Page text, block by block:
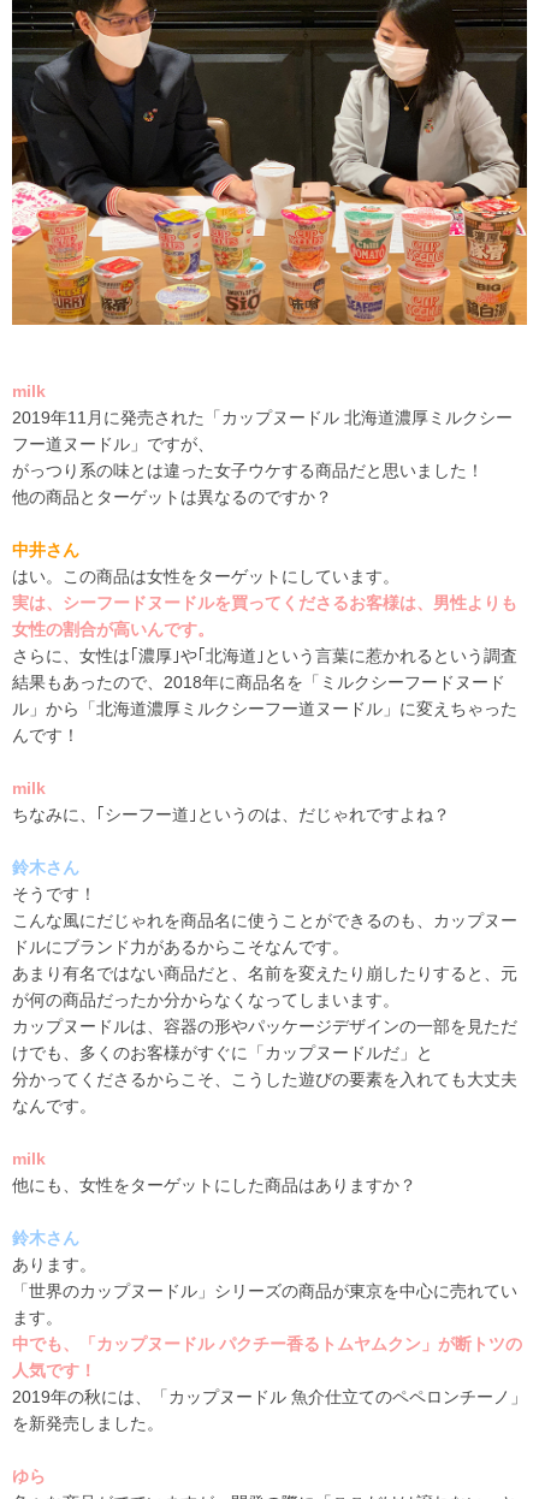
milk
2019年11月に発売された「カップヌードル 北海道濃厚ミルクシー
フー道ヌードル」ですが、
がっつり系の味とは違った女子ウケする商品だと思いました！
他の商品とターゲットは異なるのですか？
中井さん
はい。この商品は女性をターゲットにしています。
実は、シーフードヌードルを買ってくださるお客様は、男性よりも
女性の割合が高いんです。
さらに、女性は｢濃厚｣や｢北海道｣という言葉に惹かれるという調査
結果もあったので、 2018年に商品名を「ミルクシーフードヌード
ル」から「北海道濃厚ミルクシーフー道ヌードル」に変えちゃった
んです！
milk
ちなみに、｢シーフー道｣というのは、だじゃれですよね？
鈴木さん
そうです！
こんな風にだじゃれを商品名に使うことができるのも、カップヌー
ドルにブランド力があるからこそなんです。
あまり有名ではない商品だと、名前を変えたり崩したりすると、元
が何の商品だったか分からなくなってしまいます。
カップヌードルは、容器の形やパッケージデザインの一部を見ただ
けでも、多くのお客様がすぐに「カップヌードルだ」と
分かってくださるからこそ、こうした遊びの要素を入れても大丈夫
なんです。
milk
他にも、女性をターゲットにした商品はありますか？
鈴木さん
あります。
「世界のカップヌードル」シリーズの商品が東京を中心に売れてい
ます。
中でも、
「カップヌードル パクチー香るトムヤムクン」が断トツの
人気です！
2019年の秋には、「カップヌードル 魚介仕立てのペペロンチーノ」
を新発売しました。
ゆら